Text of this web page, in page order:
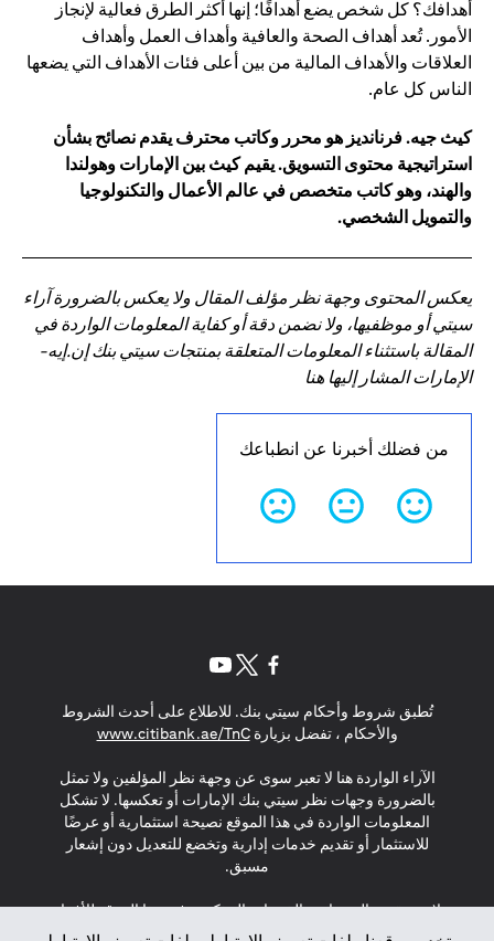
أهدافك؟ كل شخص يضع أهدافًا؛ إنها أكثر الطرق فعالية لإنجاز
الأمور. تُعد أهداف الصحة والعافية وأهداف العمل وأهداف
العلاقات والأهداف المالية من بين أعلى فئات الأهداف التي يضعها
الناس كل عام.
كيث جيه. فرنانديز هو محرر وكاتب محترف يقدم نصائح بشأن
استراتيجية محتوى التسويق. يقيم كيث بين الإمارات وهولندا
والهند، وهو كاتب متخصص في عالم الأعمال والتكنولوجيا
والتمويل الشخصي.
يعكس المحتوى وجهة نظر مؤلف المقال ولا يعكس بالضرورة آراء
سيتي أو موظفيها، ولا نضمن دقة أو كفاية المعلومات الواردة في
المقالة باستثناء المعلومات المتعلقة بمنتجات سيتي بنك إن.إيه-
الإمارات المشار إليها هنا
من فضلك أخبرنا عن انطباعك
تُطبق شروط وأحكام سيتي بنك. للاطلاع على أحدث الشروط
والأحكام ، تفضل بزيارةwww.citibank.ae/TnC
(opens in a new tab)
الآراء الواردة هنا لا تعبر سوى عن وجهة نظر المؤلفين ولا تمثل
بالضرورة وجهات نظر سيتي بنك الإمارات أو تعكسها. لا تشكل
المعلومات الواردة في هذا الموقع نصيحة استثمارية أو عرضًا
للاستثمار أو تقديم خدمات إدارية وتخضع للتعديل دون إشعار
مسبق.
لا يتم تقديم المنتجات والخدمات المذكورة في هذا الموقع للأفراد
المقيمين في الاتحاد الأوروبي أو المنطقة الاقتصادية الأوروبية أو